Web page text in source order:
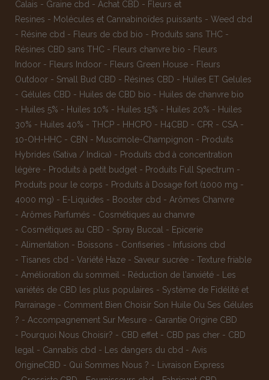
Calais - Graine cbd - Achat CBD - Fleurs et
Resines - Molécules et Cannabinoïdes puissants - Weed cbd
- Résine cbd - Fleurs de cbd bio - Produits sans THC -
Résines CBD sans THC - Fleurs chanvre bio - Fleurs
Indoor - Fleurs Indoor - Fleurs Green House - Fleurs
Outdoor - Small Bud CBD - Résines CBD - Huiles ET Gelules
- Gélules CBD - Huiles de CBD bio - Huiles de chanvre bio
- Huiles 5% - Huiles 10% - Huiles 15% - Huiles 20% - Huiles
30% - Huiles 40% - THCP - HHCPO - H4CBD - CPR - CSA -
10-OH-HHC - CBN - Muscimole-Champignon - Produits
Hybrides (Sativa / Indica) - Produits cbd à concentration
légère - Produits à petit budget - Produits Full Spectrum -
Produits pour le corps - Produits à Dosage fort (1000 mg -
4000 mg) - E-Liquides - Booster cbd - Arômes Chanvre
- Arômes Parfumés - Cosmétiques au chanvre
- Cosmétiques au CBD - Spray Buccal - Epicerie
- Alimentation - Boissons - Confiseries - Infusions cbd
- Tisanes cbd - Variété Haze - Saveur sucrée - Texture friable
- Amélioration du sommeil - Réduction de l'anxiété -
Les
variétés de CBD les plus populaires - Système de Fidélité et
Parrainage - Comment Bien Choisir Son Huile Ou Ses Gélules
? - Accompagnement Sur Mesure - Garantie Origine CBD
- Pourquoi Nous Choisir? - CBD effet - CBD pas cher - CBD
legal
- Cannabis cbd - Les dangers du cbd - Avis
OrigineCBD - Qui Sommes Nous ? -
Livraison Express